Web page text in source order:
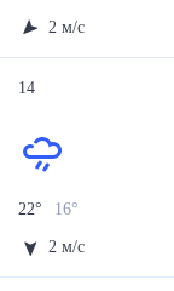
2 м/с
14
22° 16°
2 м/с